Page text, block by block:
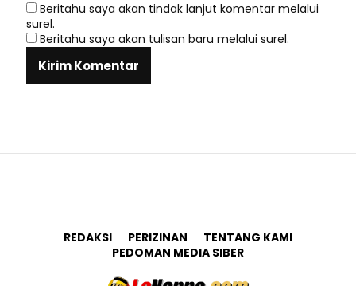
Beritahu saya akan tindak lanjut komentar melalui
surel.
Beritahu saya akan tulisan baru melalui surel.
REDAKSI PERIZINAN
TENTANG KAMI
PEDOMAN MEDIA SIBER